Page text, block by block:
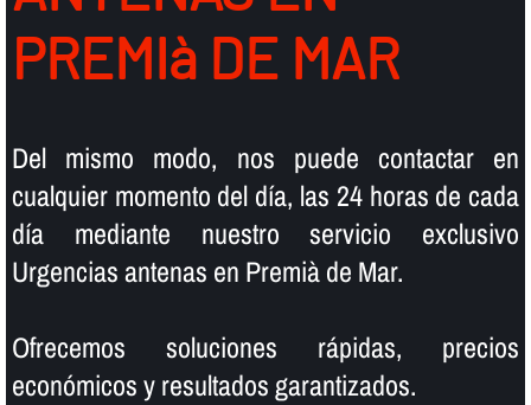
PREMIà DE MAR
Del mismo modo, nos puede contactar en
cualquier momento del dí­a, las 24 horas de cada
dí­a mediante nuestro servicio exclusivo
Urgencias antenas en Premià de Mar.
Ofrecemos soluciones rápidas, precios
económicos y resultados garantizados.